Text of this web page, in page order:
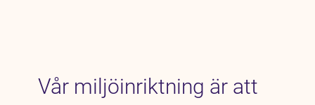
Vår miljöinriktning är att